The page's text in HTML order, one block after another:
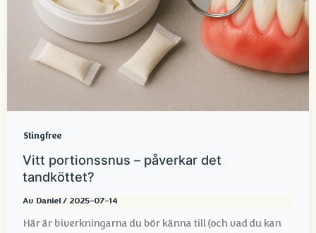
Stingfree
Vitt portionssnus – påverkar det
tandköttet?
Av Daniel / 2025-07-14
Här är biverkningarna du bör känna till (och vad du kan